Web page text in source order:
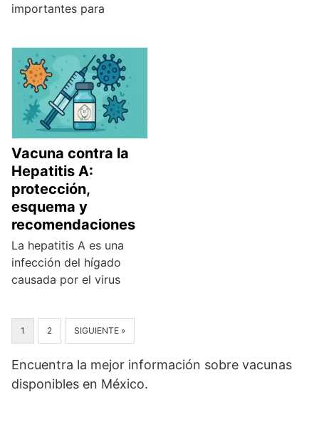
importantes para
Vacuna contra la
Hepatitis A:
protección,
esquema y
recomendaciones
La hepatitis A es una
infección del hígado
causada por el virus
1 2 SIGUIENTE »
Encuentra la mejor información sobre vacunas
disponibles en México.